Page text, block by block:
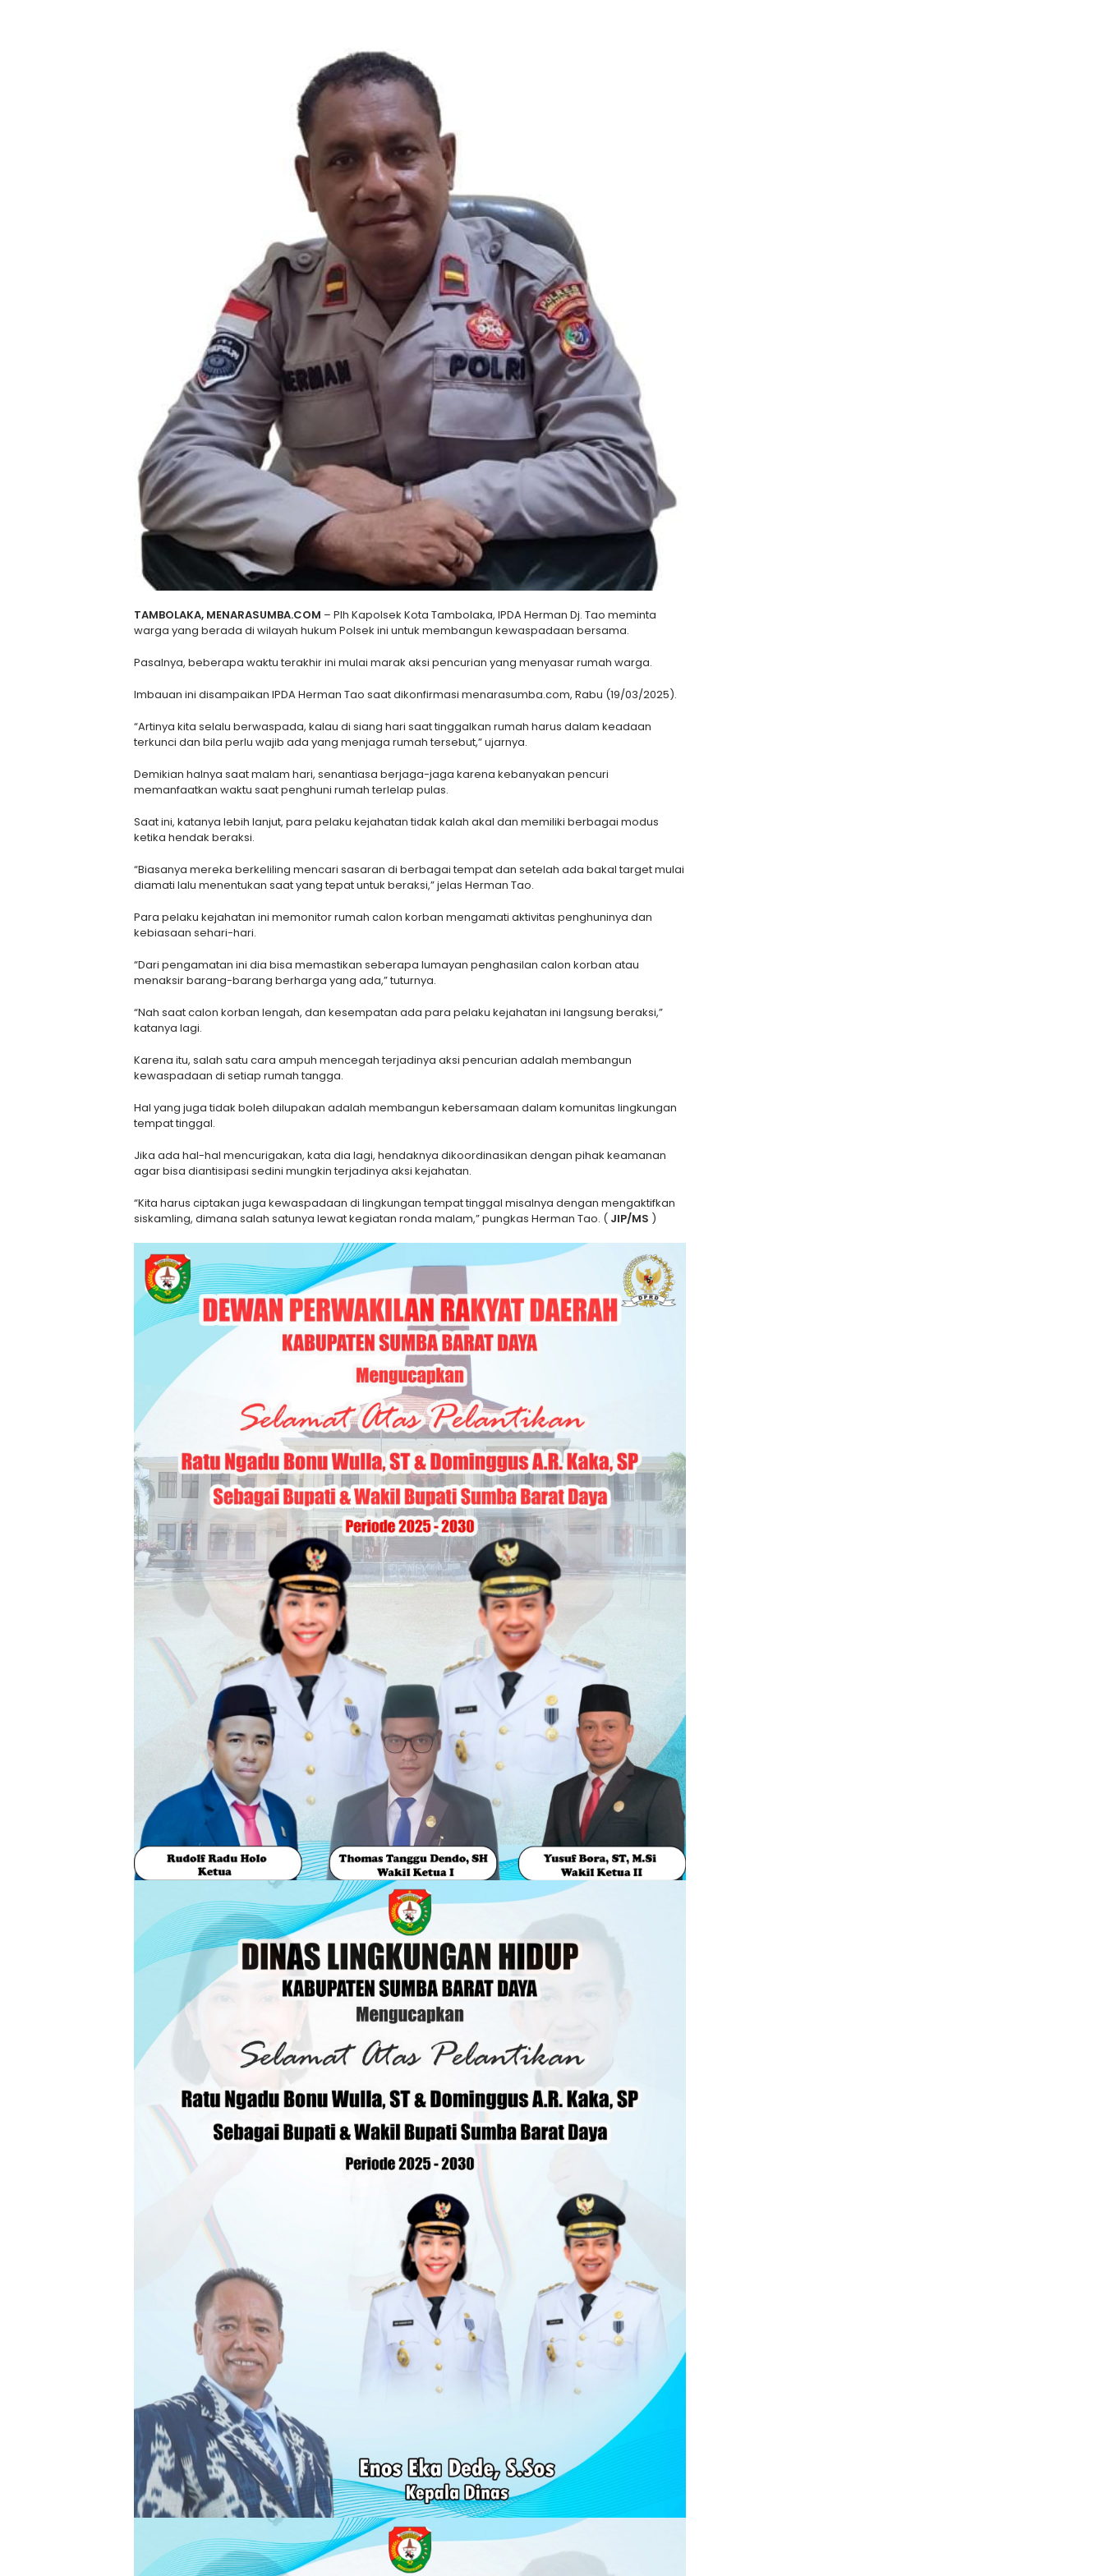
TAMBOLAKA, MENARASUMBA.COM – Plh Kapolsek Kota Tambolaka, IPDA Herman Dj. Tao meminta
warga yang berada di wilayah hukum Polsek ini untuk membangun kewaspadaan bersama.
Pasalnya, beberapa waktu terakhir ini mulai marak aksi pencurian yang menyasar rumah warga.
Imbauan ini disampaikan IPDA Herman Tao saat dikonfirmasi menarasumba.com, Rabu (19/03/2025).
“Artinya kita selalu berwaspada, kalau di siang hari saat tinggalkan rumah harus dalam keadaan
terkunci dan bila perlu wajib ada yang menjaga rumah tersebut,” ujarnya.
Demikian halnya saat malam hari, senantiasa berjaga-jaga karena kebanyakan pencuri
memanfaatkan waktu saat penghuni rumah terlelap pulas.
Saat ini, katanya lebih lanjut, para pelaku kejahatan tidak kalah akal dan memiliki berbagai modus
ketika hendak beraksi.
“Biasanya mereka berkeliling mencari sasaran di berbagai tempat dan setelah ada bakal target mulai
diamati lalu menentukan saat yang tepat untuk beraksi,” jelas Herman Tao.
Para pelaku kejahatan ini memonitor rumah calon korban mengamati aktivitas penghuninya dan
kebiasaan sehari-hari.
“Dari pengamatan ini dia bisa memastikan seberapa lumayan penghasilan calon korban atau
menaksir barang-barang berharga yang ada,” tuturnya.
“Nah saat calon korban lengah, dan kesempatan ada para pelaku kejahatan ini langsung beraksi,”
katanya lagi.
Karena itu, salah satu cara ampuh mencegah terjadinya aksi pencurian adalah membangun
kewaspadaan di setiap rumah tangga.
Hal yang juga tidak boleh dilupakan adalah membangun kebersamaan dalam komunitas lingkungan
tempat tinggal.
Jika ada hal-hal mencurigakan, kata dia lagi, hendaknya dikoordinasikan dengan pihak keamanan
agar bisa diantisipasi sedini mungkin terjadinya aksi kejahatan.
“Kita harus ciptakan juga kewaspadaan di lingkungan tempat tinggal misalnya dengan mengaktifkan
siskamling, dimana salah satunya lewat kegiatan ronda malam,” pungkas Herman Tao. ( JIP/MS )